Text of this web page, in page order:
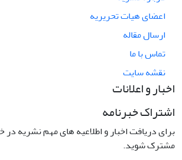
اعضای هیات تحریریه
ارسال مقاله
تماس با ما
نقشه سایت
اخبار و اعلانات
اشتراک خبرنامه
برای دریافت اخبار و اطلاعیه های مهم نشریه در
مشترک شوید.